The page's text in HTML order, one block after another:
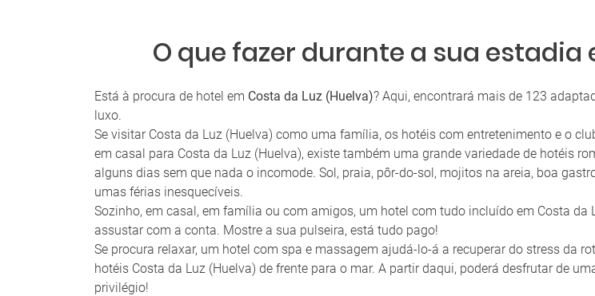
O que fazer durante a sua estadia
Está à procura de hotel em Costa da Luz (Huelva)? Aqui, encontrará mais de 123
luxo.
Se visitar Costa da Luz (Huelva) como uma família, os hotéis com entretenimento e o
em casal para Costa da Luz (Huelva), existe também uma grande variedade de hotéis
alguns dias sem que nada o incomode. Sol, praia, pôr-do-sol, mojitos na areia, boa
umas férias inesquecíveis.
Sozinho, em casal, em família ou com amigos, um hotel com tudo incluído em Costa da
assustar com a conta. Mostre a sua pulseira, está tudo pago!
Se procura relaxar, um hotel com spa e massagem ajudá-lo-á a recuperar do stress da
hotéis Costa da Luz (Huelva) de frente para o mar. A partir daqui, poderá desfrutar de
privilégio!